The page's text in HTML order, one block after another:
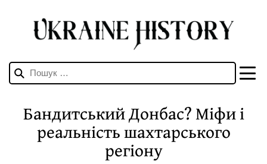
Пошук:
Бандитський Донбас? Міфи і
реальність шахтарського
регіону